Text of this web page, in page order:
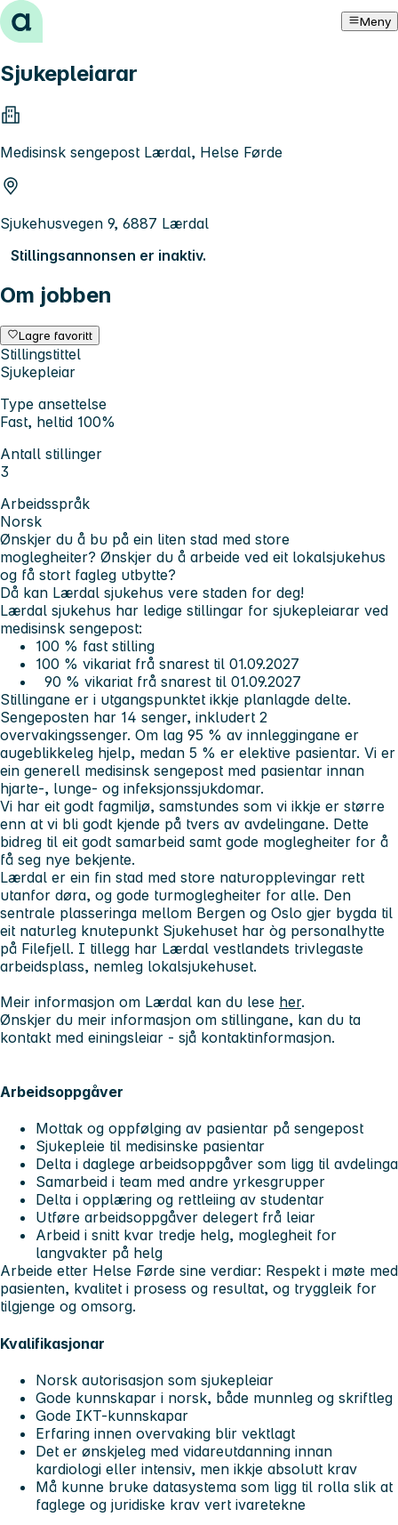
Hopp til innhold Meny
Sjukepleiarar
Medisinsk sengepost Lærdal, Helse Førde
Sjukehusvegen 9, 6887 Lærdal
Stillingsannonsen er inaktiv.
Om jobben
Lagre favoritt
Stillingstittel
Sjukepleiar
Type ansettelse
Fast, heltid 100%
Antall stillinger
3
Arbeidsspråk
Norsk
Ønskjer du å bu på ein liten stad med store
moglegheiter? Ønskjer du å arbeide ved eit lokalsjukehus
og få stort fagleg utbytte?
Då kan Lærdal sjukehus vere staden for deg!
Lærdal sjukehus har ledige stillingar for sjukepleiarar ved
medisinsk sengepost:
100 % fast stilling
100 % vikariat frå snarest til 01.09.2027
90 % vikariat frå snarest til 01.09.2027
Stillingane er i utgangspunktet ikkje planlagde delte.
Sengeposten har 14 senger, inkludert 2
overvakingssenger. Om lag 95 % av innleggingane er
augeblikkeleg hjelp, medan 5 % er elektive pasientar. Vi er
ein generell medisinsk sengepost med pasientar innan
hjarte-, lunge- og infeksjonssjukdomar.
Vi har eit godt fagmiljø, samstundes som vi ikkje er større
enn at vi bli godt kjende på tvers av avdelingane. Dette
bidreg til eit godt samarbeid samt gode moglegheiter for å
få seg nye bekjente.
Lærdal er ein fin stad med store naturopplevingar rett
utanfor døra, og gode turmoglegheiter for alle. Den
sentrale plasseringa mellom Bergen og Oslo gjer bygda til
eit naturleg knutepunkt Sjukehuset har òg personalhytte
på Filefjell. I tillegg har Lærdal vestlandets trivlegaste
arbeidsplass, nemleg lokalsjukehuset.
Meir informasjon om Lærdal kan du lese her.
Ønskjer du meir informasjon om stillingane, kan du ta
kontakt med einingsleiar - sjå kontaktinformasjon.
Arbeidsoppgåver
Mottak og oppfølging av pasientar på sengepost
Sjukepleie til medisinske pasientar
Delta i daglege arbeidsoppgåver som ligg til avdelinga
Samarbeid i team med andre yrkesgrupper
Delta i opplæring og rettleiing av studentar
Utføre arbeidsoppgåver delegert frå leiar
Arbeid i snitt kvar tredje helg, moglegheit for
langvakter på helg
Arbeide etter Helse Førde sine verdiar: Respekt i møte med
pasienten, kvalitet i prosess og resultat, og tryggleik for
tilgjenge og omsorg.
Kvalifikasjonar
Norsk autorisasjon som sjukepleiar
Gode kunnskapar i norsk, både munnleg og skriftleg
Gode IKT-kunnskapar
Erfaring innen overvaking blir vektlagt
Det er ønskjeleg med vidareutdanning innan
kardiologi eller intensiv, men ikkje absolutt krav
Må kunne bruke datasystema som ligg til rolla slik at
faglege og juridiske krav vert ivaretekne